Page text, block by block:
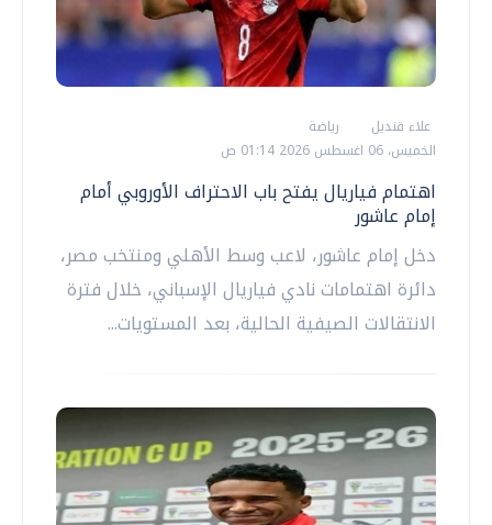
علاء قنديل
رياضة
الخميس، 06 اغسطس 2026 01:14 ص
اهتمام فياريال يفتح باب الاحتراف الأوروبي أمام
إمام عاشور
دخل إمام عاشور، لاعب وسط الأهلي ومنتخب مصر،
دائرة اهتمامات نادي فياريال الإسباني، خلال فترة
الانتقالات الصيفية الحالية، بعد المستويات...